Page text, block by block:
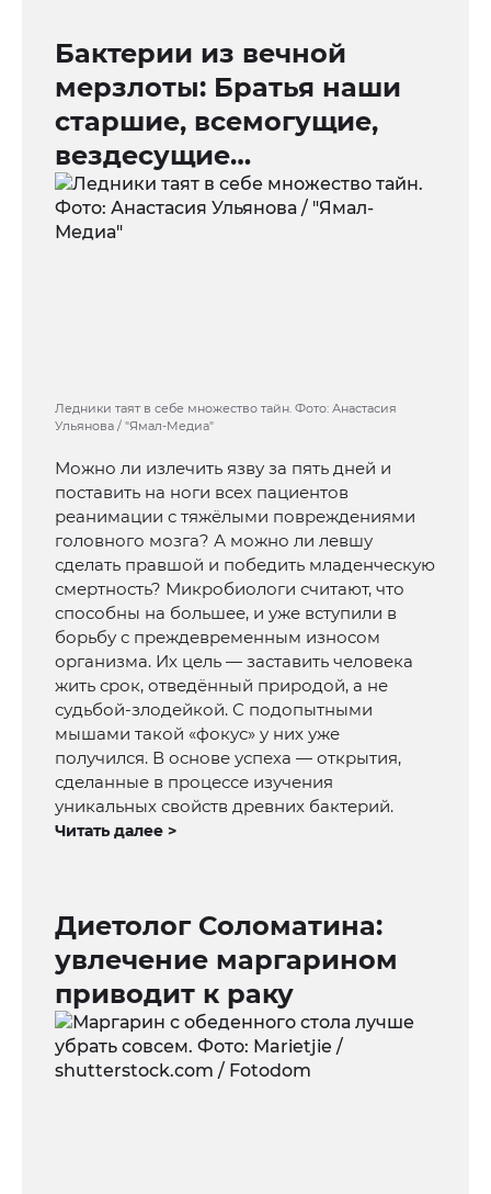
Бактерии из вечной
мерзлоты: Братья наши
старшие, всемогущие,
вездесущие…
Ледники таят в себе множество тайн. Фото: Анастасия
Ульянова / "Ямал-Медиа"
Можно ли излечить язву за пять дней и
поставить на ноги всех пациентов
реанимации с тяжёлыми повреждениями
головного мозга? А можно ли левшу
сделать правшой и победить младенческую
смертность? Микробиологи считают, что
способны на большее, и уже вступили в
борьбу с преждевременным износом
организма. Их цель — заставить человека
жить срок, отведённый природой, а не
судьбой-злодейкой. С подопытными
мышами такой «фокус» у них уже
получился. В основе успеха — открытия,
сделанные в процессе изучения
уникальных свойств древних бактерий.
Читать далее >
Диетолог Соломатина:
увлечение маргарином
приводит к раку